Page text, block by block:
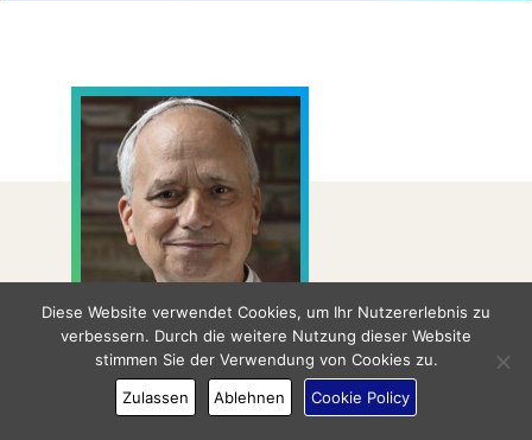
Lasst uns auf die Stimme
Gottes in uns hören, unseren
Diese Website verwendet Cookies, um Ihr Nutzererlebnis zu
verbessern. Durch die weitere Nutzung dieser Website
stimmen Sie der Verwendung von Cookies zu.
Zulassen
Ablehnen Cookie Policy